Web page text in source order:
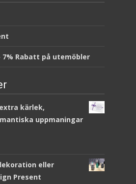
7% Rabatt på utemöbler
kärlek,
uppmaningar
eller
Present